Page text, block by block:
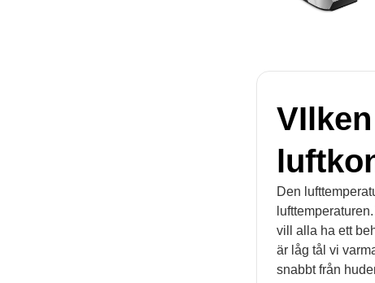
Den
vill alla ha ett
är låg tål vi
snabbt från